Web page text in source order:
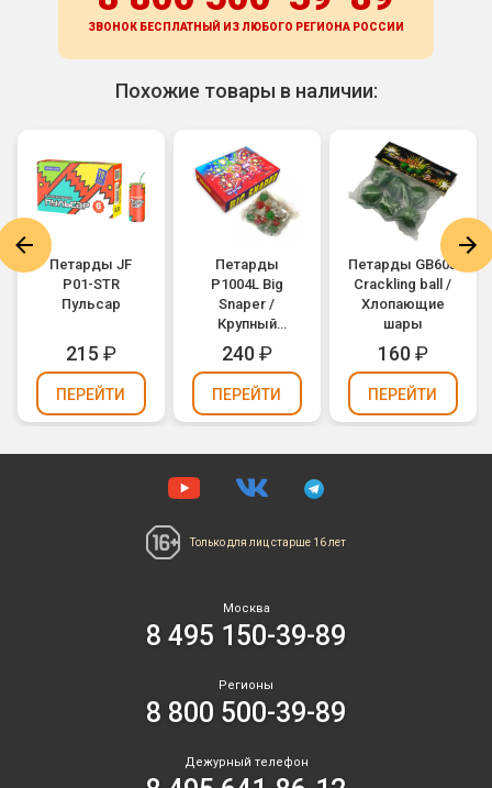
ЗВОНОК БЕСПЛАТНЫЙ ИЗ ЛЮБОГО РЕГИОНА РОССИИ
Похожие товары в наличии:
Петарды JF
P01-STR
Пульсар
215 ₽
ПЕРЕЙТИ
Петарды
P1004L Big
Snaper /
Крупный
чеснок
240₽
ПЕРЕЙТИ
Петарды GB605
Crackling ball /
Хлопающие
шары
160₽
ПЕРЕЙТИ
Только для лиц старше 16 лет
Москва
8 495 150-39-89
Регионы
8 800 500-39-89
Дежурный телефон